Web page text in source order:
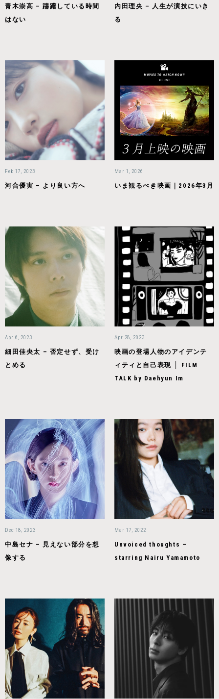
青木崇高 – 躊躇している時間
はない
内田理央 – 人生が演技にいき
る
Feb 17, 2023
河合優実 – より良い方へ
Mar 1, 2026
いま観るべき映画｜2026年3月
Apr 6, 2023
細田佳央太 – 否定せず、受け
とめる
Apr 28, 2023
映画の登場人物のアイデンテ
ィティと自己表現 │ FILM
TALK by Daehyun Im
Dec 18, 2023
中島セナ – 見えない部分を想
像する
Mar 17, 2022
Unvoiced thoughts —
starring Nairu Yamamoto